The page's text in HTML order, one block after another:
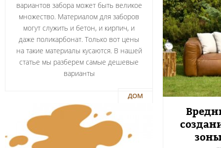
вариантов забора может быть великое
множество. Материалом для заборов
могут служить и бетон, и кирпич, и
даже поликарбонат. Только вот цены
на такие материалы кусаются. В нашей
статье мы разберем самые дешевые
варианты
ДОМ